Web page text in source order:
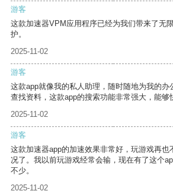
游客
这款加速器VPM应用程序已经为我们带来了无
护。
2025-11-02
游客
这款app就像我的私人助理，随时随地为我的办
查找资料，这款app的搜索功能非常强大，能够
2025-11-02
游客
这款加速器app的加速效果非常好，玩游戏再也
况了。我以前玩游戏经常会输，现在有了这个
不少。
2025-11-02